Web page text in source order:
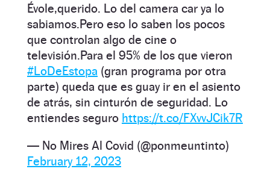
Évole,querido. Lo del camera car ya lo
sabiamos.Pero eso lo saben los pocos
que controlan algo de cine o
televisión.Para el 95% de los que vieron
#LoDeEstopa (gran programa por otra
parte) queda que es guay ir en el asiento
de atrás, sin cinturón de seguridad. Lo
entiendes seguro https://t.co/FXvvJCik7R
— No Mires Al Covid (@ponmeuntinto)
February 12, 2023